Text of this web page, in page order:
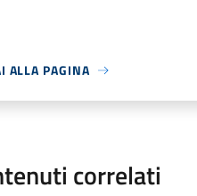
ALLA PAGINA
correlati